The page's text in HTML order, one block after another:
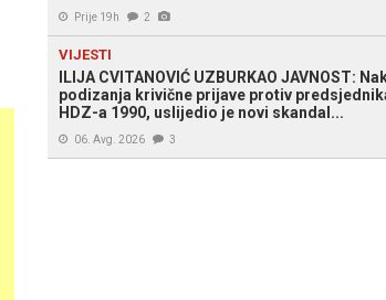
Prije 19h 2
VIJESTI
ILIJA CVITANOVIĆ UZBURKAO JAVNOST:
podizanja krivične prijave protiv
HDZ-a 1990, uslijedio je novi skandal...
06. Avg. 2026 3